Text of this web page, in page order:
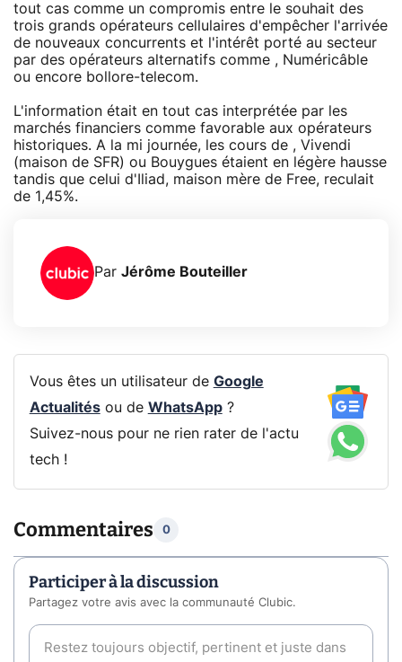
tout cas comme un compromis entre le souhait des
trois grands opérateurs cellulaires d'empêcher l'arrivée
de nouveaux concurrents et l'intérêt porté au secteur
par des opérateurs alternatifs comme , Numéricâble
ou encore bollore-telecom.
L'information était en tout cas interprétée par les
marchés financiers comme favorable aux opérateurs
historiques. A la mi journée, les cours de , Vivendi
(maison de SFR) ou Bouygues étaient en légère hausse
tandis que celui d'Iliad, maison mère de Free, reculait
de 1,45%.
Par Jérôme Bouteiller
Vous êtes un utilisateur de Google
Actualitésou de WhatsApp?
Suivez-nous pour ne rien rater de l'actu
tech !
Commentaires 0
Participer à la discussion
Partagez votre avis avec la communauté Clubic.